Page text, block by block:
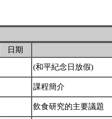
日期
(和平紀念日放假)
課程簡介
飲食研究的主要議題